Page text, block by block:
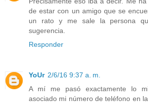
de estar con un amigo que se
un rato y me sale la persona
sugerencia.
Responder
YoUr 2/6/16 9:37 a. m.
A mí me pasó exactamente lo
asociado mi número de teléfono en